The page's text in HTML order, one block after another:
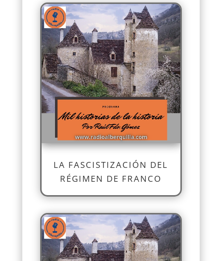
LA FASCISTIZACIÓN DEL
RÉGIMEN DE FRANCO